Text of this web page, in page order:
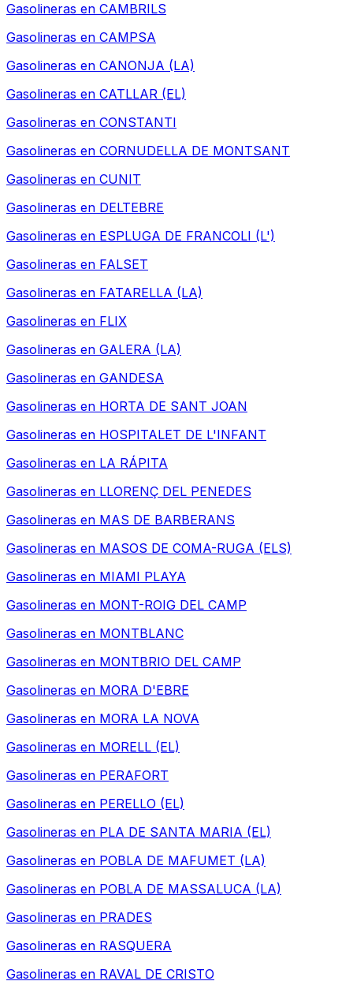
Gasolineras en CAMBRILS
Gasolineras en CAMPSA
Gasolineras en CANONJA (LA)
Gasolineras en CATLLAR (EL)
Gasolineras en CONSTANTI
Gasolineras en CORNUDELLA DE MONTSANT
Gasolineras en CUNIT
Gasolineras en DELTEBRE
Gasolineras en ESPLUGA DE FRANCOLI (L')
Gasolineras en FALSET
Gasolineras en FATARELLA (LA)
Gasolineras en FLIX
Gasolineras en GALERA (LA)
Gasolineras en GANDESA
Gasolineras en HORTA DE SANT JOAN
Gasolineras en HOSPITALET DE L'INFANT
Gasolineras en LA RÁPITA
Gasolineras en LLORENÇ DEL PENEDES
Gasolineras en MAS DE BARBERANS
Gasolineras en MASOS DE COMA-RUGA (ELS)
Gasolineras en MIAMI PLAYA
Gasolineras en MONT-ROIG DEL CAMP
Gasolineras en MONTBLANC
Gasolineras en MONTBRIO DEL CAMP
Gasolineras en MORA D'EBRE
Gasolineras en MORA LA NOVA
Gasolineras en MORELL (EL)
Gasolineras en PERAFORT
Gasolineras en PERELLO (EL)
Gasolineras en PLA DE SANTA MARIA (EL)
Gasolineras en POBLA DE MAFUMET (LA)
Gasolineras en POBLA DE MASSALUCA (LA)
Gasolineras en PRADES
Gasolineras en RASQUERA
Gasolineras en RAVAL DE CRISTO